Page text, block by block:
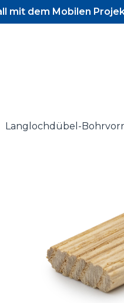
mit dem Mobilen
Jig
Langlochdübel-